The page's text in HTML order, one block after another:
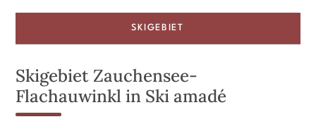
SKIGEBIET
Skigebiet Zauchensee-
Flachauwinkl in Ski amadé